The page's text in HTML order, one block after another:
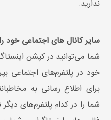
ندارید.
سایر کانال های اجتماعی خود را
شما می‌توانید در کپشن
خود در پلتفرم‌های اجتماعی
برای اطلاع رسانی به
شما را در کدام پلتفرم‌های دیگر